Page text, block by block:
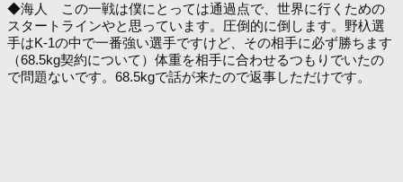
◆海人 この一戦は僕にとっては通過点で、世界に行くための
スタートラインやと思っています。圧倒的に倒します。野杁選
手はK-1の中で一番強い選手ですけど、その相手に必ず勝ちます
（68.5kg契約について）体重を相手に合わせるつもりでいたの
で問題ないです。68.5kgで話が来たので返事しただけです。